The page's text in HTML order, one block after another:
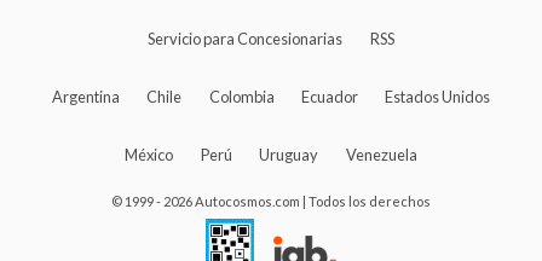
Servicio para Concesionarias RSS
Argentina Chile Colombia Ecuador Estados Unidos
México Perú Uruguay Venezuela
© 1999 - 2026 Autocosmos.com | Todos los derechos